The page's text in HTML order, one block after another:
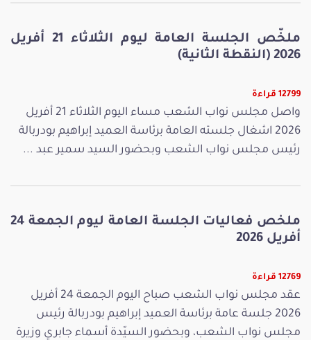
ملخّص الجلسة العامة ليوم الثلاثاء 21 أفريل
2026 (النقطة الثانية)
12799 قراءة
واصل مجلس نواب الشعب مساء اليوم الثلاثاء 21 أفريل
2026 اشغال جلسته العامة برئاسة العميد إبراهيم بودربالة
رئيس مجلس نواب الشعب وبحضور السيد سمير عبد ...
ملخص فعاليات الجلسة العامة ليوم الجمعة 24
أفريل 2026
12769 قراءة
عقد مجلس نواب الشعب صباح اليوم الجمعة 24 أفريل
2026 جلسة عامة برئاسة العميد إبراهيم بودربالة رئيس
مجلس نواب الشعب، وبحضور السيّدة أسماء جابري وزيرة